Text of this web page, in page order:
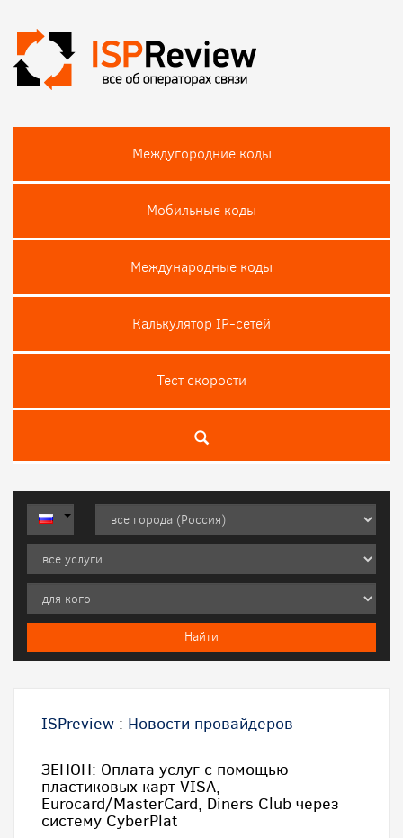
Междугородние коды
Мобильные коды
Международные коды
Калькулятор IP-сетей
Тест скороcти
ISPreview : Новости провайдеров
ЗЕНОН: Оплата услуг с помощью
пластиковых карт VISA,
Eurocard/MasterCard, Diners Club через
систему CyberPlat